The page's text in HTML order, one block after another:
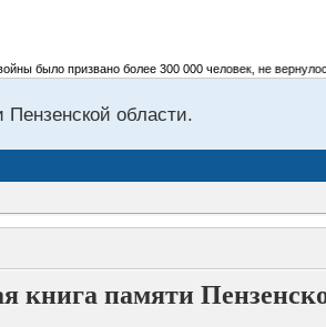
было призвано более 300 000 человек, не
Пензенской области.
книга памяти